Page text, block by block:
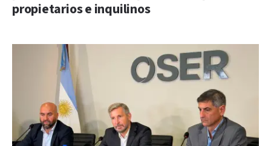
propietarios e inquilinos